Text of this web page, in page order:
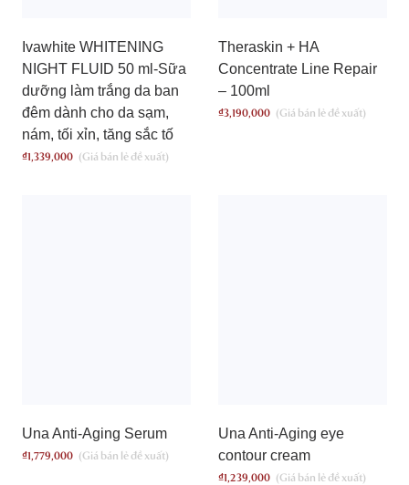
Ivawhite WHITENING
NIGHT FLUID 50 ml-Sữa
dưỡng làm trắng da ban
đêm dành cho da sạm,
nám, tối xỉn, tăng sắc tố
₫1,339,000
Theraskin + HA
Concentrate Line Repair
– 100ml
₫3,190,000
Una Anti-Aging Serum
₫1,779,000
Una Anti-Aging eye
contour cream
₫1,239,000